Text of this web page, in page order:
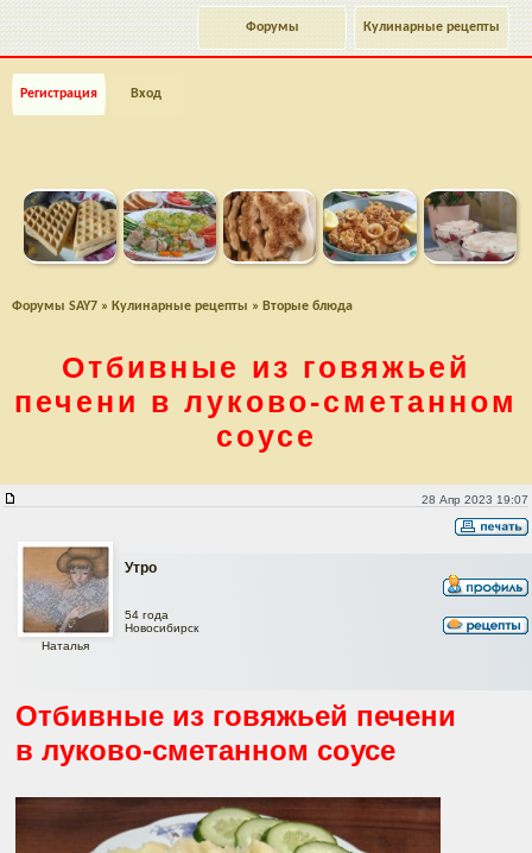
Кулинарные рецепты
Форумы
Регистрация Вход
Форумы SAY7 » Кулинарные рецепты » Вторые блюда
Отбивные из говяжьей
печени в луково-сметанном
соусе
28 Апр 2023 19:07
Утро
Наталья
54 года
Новосибирск
Отбивные из говяжьей печени
в луково-сметанном соусе